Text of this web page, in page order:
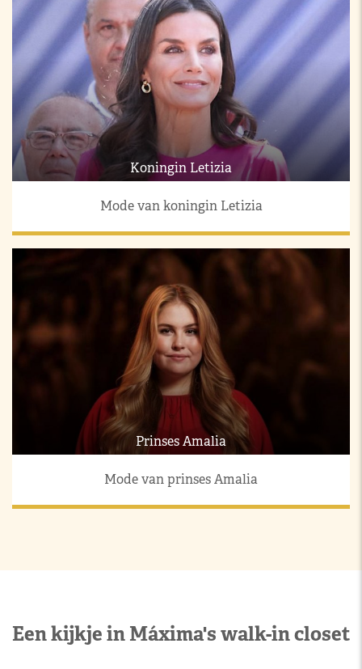
Koningin Letizia
Mode van koningin Letizia
Prinses Amalia
Mode van prinses Amalia
Een kijkje in Máxima's walk-in closet